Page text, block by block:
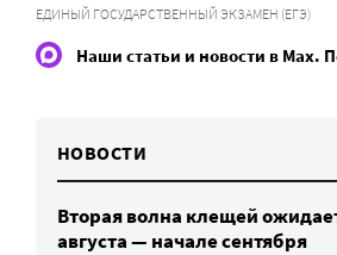
ЕДИНЫЙ ГОСУДАРСТВЕННЫЙ ЭКЗАМЕН (ЕГЭ)
Наши статьи и новости в Max.
НОВОСТИ
Вторая волна клещей
августа — начале сентября